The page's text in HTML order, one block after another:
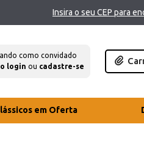
Insira o seu CEP para
como convidado
o login ou cadastre-se
em Oferta